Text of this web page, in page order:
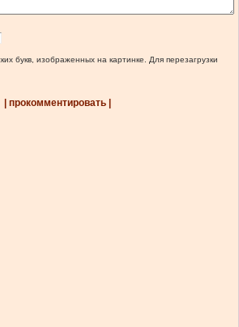
букв, изображенных на картинке. Для перезагрузки
| прокомментировать |